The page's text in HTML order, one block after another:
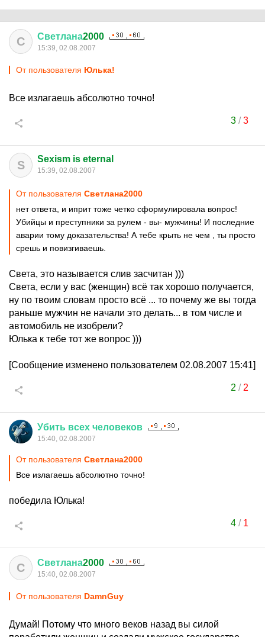
С Светлана2000
15:39, 02.08.2007
От пользователя Юлька!
Все излагаешь абсолютно точно!
3/3
S Sexism is eternal
15:39, 02.08.2007
От пользователя Светлана2000
нет ответа, и иприт тоже четко сформулировала вопрос!
Убийцы и преступники за рулем - вы- мужчины! И последние
аварии тому доказательства! А тебе крыть не чем , ты просто
срешь и повизгиваешь.
Света, это называется слив засчитан )))
Света, если у вас (женщин) всё так хорошо получается,
ну по твоим словам просто всё ... то почему же вы тогда
раньше мужчин не начали это делать... в том числе и
автомобиль не изобрели?
Юлька к тебе тот же вопрос )))
[Сообщение изменено пользователем 02.08.2007 15:41]
2 / 2
Убить всех человеков
15:40, 02.08.2007
От пользователя Светлана2000
Все излагаешь абсолютно точно!
победила Юлька!
4/ 1
С Светлана2000
15:40, 02.08.2007
От пользователя DamnGuy
Думай! Потому что много веков назад вы силой